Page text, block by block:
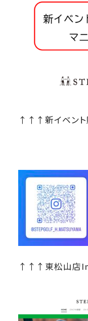
↑↑↑新イベント
↑↑↑東松山店